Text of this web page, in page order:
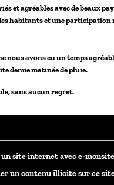
et agréables avec de beaux
habitants et une participation
nous avons eu untemps
demie matinée de pluie.
sans aucun regret.
site internet avec e-monsite
un contenu illicite sur ce